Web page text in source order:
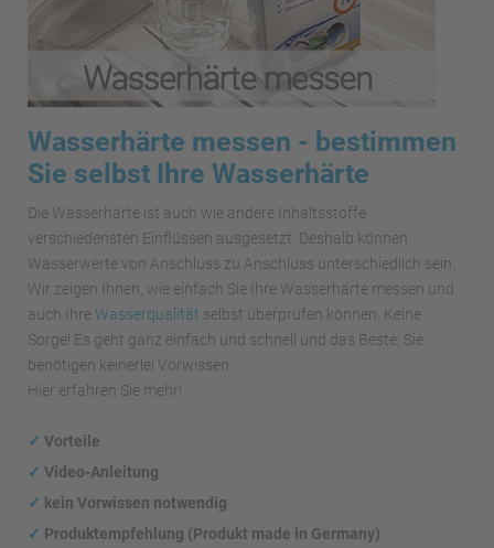
Wasserhärte messen - bestimmen
Sie selbst Ihre Wasserhärte
Die Wasserhärte ist auch wie andere Inhaltsstoffe
verschiedensten Einflüssen ausgesetzt. Deshalb können
Wasserwerte von Anschluss zu Anschluss unterschiedlich sein.
Wir zeigen Ihnen, wie einfach Sie Ihre Wasserhärte messen und
auch IhreWasserqualität selbst überprüfen können. Keine
Sorge! Es geht ganz einfach und schnell und das Beste: Sie
benötigen keinerlei Vorwissen.
Hier erfahren Sie mehr!
✓ Vorteile
✓ Video-Anleitung
✓ kein Vorwissen notwendig
✓ Produktempfehlung (Produkt made in Germany)